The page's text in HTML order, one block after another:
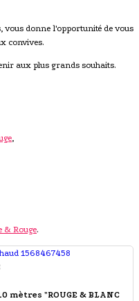
vous donne l'opportunité de vous
convives.
aux plus grands souhaits.
,
& Rouge.
"ROUGE & BLANC